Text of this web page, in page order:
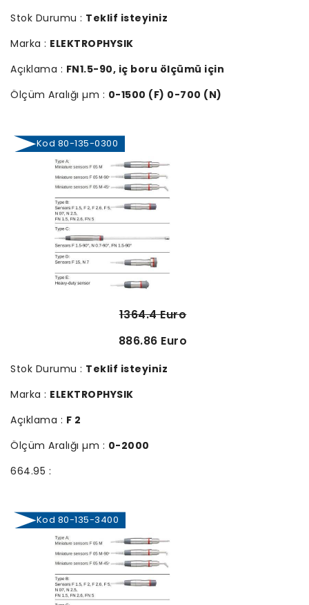
Stok Durumu : Teklif isteyiniz
Marka : ELEKTROPHYSIK
Açıklama : FN1.5-90, iç boru ölçümü için
Ölçüm Aralığı µm : 0-1500 (F) 0-700 (N)
Kod 80-135-0300
1364.4 Euro
886.86 Euro
Stok Durumu : Teklif isteyiniz
Marka : ELEKTROPHYSIK
Açıklama : F 2
Ölçüm Aralığı µm : 0-2000
664.95 :
Kod 80-135-3400